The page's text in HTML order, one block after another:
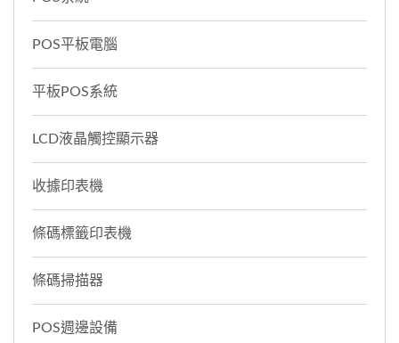
POS平板電腦
平板POS系統
LCD液晶觸控顯示器
收據印表機
條碼標籤印表機
條碼掃描器
POS週邊設備